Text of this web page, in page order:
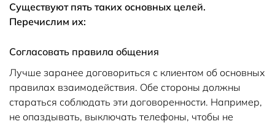
Существуют пять таких основных целей.
Перечислим их:
Согласовать правила общения
Лучше заранее договориться с клиентом об основных
правилах взаимодействия. Обе стороны должны
стараться соблюдать эти договоренности. Например,
не опаздывать, выключать телефоны, чтобы не